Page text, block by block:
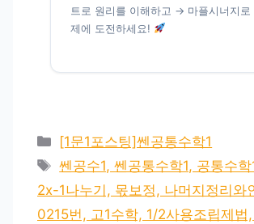
트로 원리를 이해하고 → 마플시너지로
제에 도전하세요!
카
테
리
[1문1포스팅]쎈공통수학1
태
그
쎈공수1, 쎈공통수학1, 공통수
2x-1나누기, 몫보정, 나머지정리와
0215번, 고1수학, 1/2사용조립제법